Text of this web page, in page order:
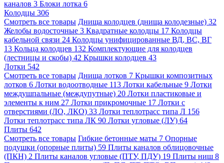
каналов 3 Блоки лотка 6
Колодцы 306
Смотреть все товары Днища колодцев (днища колодезные) 32
Желобы водосточные 3 Квадратные колодцы 17 Колодцы
кабельной связи 24 Колодцы унифицированные ВД, ВС, ВГ
13 Кольца колодцев 132 Комплектующие для колодцев
(лестницы и скобы) 42 Крышки колодцев 43
Лотки 542
Смотреть все товары Днища лотков 7 Крышки композитных
лотков 6 Лотки водоотводные 113 Лотки кабельные 9 Лотки
междушпальные (междупутные) 20 Лотки пластиковые и
элементы к ним 27 Лотки прикромочные 17 Лотки с
отверстиями (ЛО, ЛКО) 33 Лотки теплотрасс типа Л 156
Лотки теплотрасс типа ЛК 90 Лотки угловые (ЛУ) 64
Плиты 642
Смотреть все товары Гибкие бетонные маты 7 Опорные
подушки (опорные плиты) 59 Плиты каналов облицовочные
(ПКН) 2 Плиты каналов угловые (ПТУ, ПДУ) 19 Плиты ниш 8